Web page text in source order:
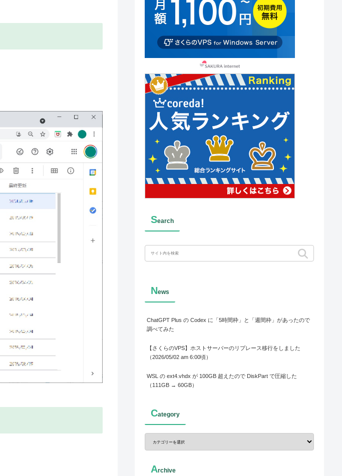
Search
News
ChatGPT Plus の Codex に「5時間枠」と「週間枠」があったので
調べてみた
【さくらのVPS】ホストサーバーのリプレース移行をしました
（2026/05/02 am 6:00頃）
WSL の ext4.vhdx が 100GB 超えたので DiskPart で圧縮した
（111GB → 60GB）
Category
Archive